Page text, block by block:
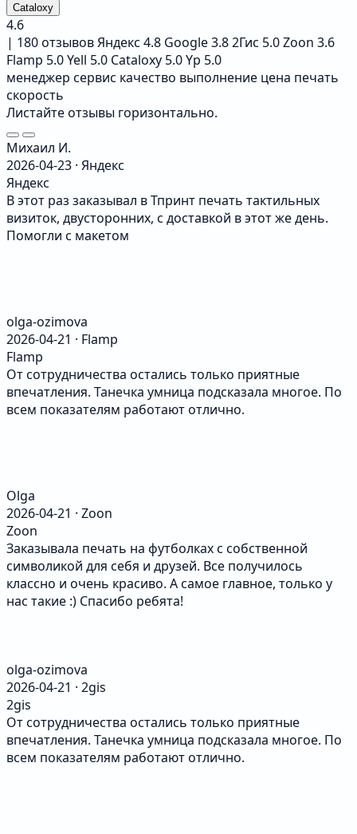
Cataloxy
4.6
| 180 отзывовЯндекс 4.8 Google 3.82Гис 5.0Zoon 3.6
Flamp 5.0Yell 5.0 Cataloxy 5.0Yp 5.0
менеджер сервис качество выполнение цена печать
скорость
Листайте отзывы горизонтально.
Михаил И.
2026-04-23 · Яндекс
Яндекс
В этот раз заказывал в Тпринт печать тактильных
визиток, двусторонних, с доставкой в этот же день.
Помогли с макетом
olga-ozimova
2026-04-21 · Flamp
Flamp
От сотрудничества остались только приятные
впечатления. Танечка умница подсказала многое. По
всем показателям работают отлично.
Olga
2026-04-21 · Zoon
Zoon
Заказывала печать на футболках с собственной
символикой для себя и друзей. Все получилось
классно и очень красиво. А самое главное, только у
нас такие :) Спасибо ребята!
olga-ozimova
2026-04-21 · 2gis
2gis
От сотрудничества остались только приятные
впечатления. Танечка умница подсказала многое. По
всем показателям работают отлично.